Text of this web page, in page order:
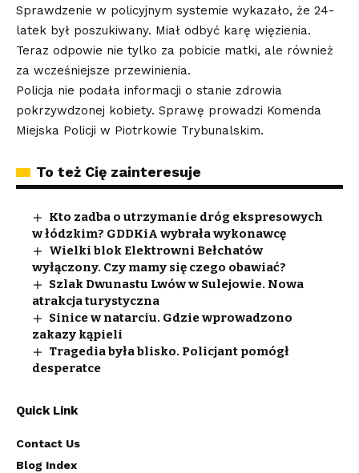
Sprawdzenie w policyjnym systemie wykazało, że 24-
latek był poszukiwany. Miał odbyć karę więzienia.
Teraz odpowie nie tylko za pobicie matki, ale również
za wcześniejsze przewinienia.
Policja nie podała informacji o stanie zdrowia
pokrzywdzonej kobiety. Sprawę prowadzi Komenda
Miejska Policji w Piotrkowie Trybunalskim.
To też Cię zainteresuje
Kto zadba o utrzymanie dróg ekspresowych
w łódzkim? GDDKiA wybrała wykonawcę
Wielki blok Elektrowni Bełchatów
wyłączony. Czy mamy się czego obawiać?
Szlak Dwunastu Lwów w Sulejowie. Nowa
atrakcja turystyczna
Sinice w natarciu. Gdzie wprowadzono
zakazy kąpieli
Tragedia była blisko. Policjant pomógł
desperatce
Quick Link
Contact Us
Blog Index